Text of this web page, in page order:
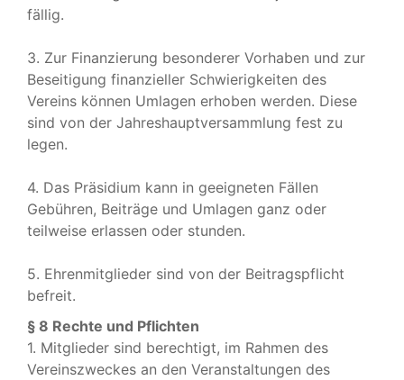
fällig.
3. Zur Finanzierung besonderer Vorhaben und zur
Beseitigung finanzieller Schwierigkeiten des
Vereins können Umlagen erhoben werden. Diese
sind von der Jahreshauptversammlung fest zu
legen.
4. Das Präsidium kann in geeigneten Fällen
Gebühren, Beiträge und Umlagen ganz oder
teilweise erlassen oder stunden.
5. Ehrenmitglieder sind von der Beitragspflicht
befreit.
§ 8 Rechte und Pflichten
1. Mitglieder sind berechtigt, im Rahmen des
Vereinszweckes an den Veranstaltungen des